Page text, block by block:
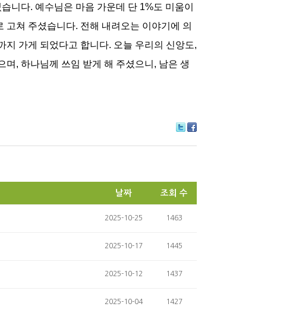
니다. 예수님은 마음 가운데 단 1%도 미움이
고쳐 주셨습니다. 전해 내려오는 이야기에 의
지 가게 되었다고 합니다. 오늘 우리의 신앙도,
며 , 하나님께 쓰임 받게 해 주셨으니 , 남은 생
itte ce
날짜 조회 수
2025-10-25 1463
2025-10-17 1445
2025-10-12 1437
2025-10-04 1427